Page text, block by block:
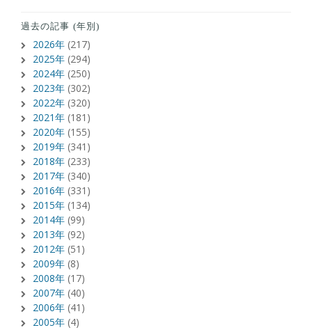
過去の記事 (年別)
2026年 (217)
2025年 (294)
2024年 (250)
2023年 (302)
2022年 (320)
2021年 (181)
2020年 (155)
2019年 (341)
2018年 (233)
2017年 (340)
2016年 (331)
2015年 (134)
2014年 (99)
2013年 (92)
2012年 (51)
2009年 (8)
2008年 (17)
2007年 (40)
2006年 (41)
2005年 (4)